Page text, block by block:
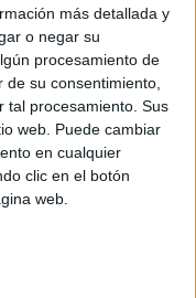
más detallada y
o negar su
procesamiento de
su consentimiento,
tal procesamiento. Sus
web. Puede cambiar
en cualquier
clic en el botón
web.
disparados y
dolorosa y
con instrumentos
efecto
con otros